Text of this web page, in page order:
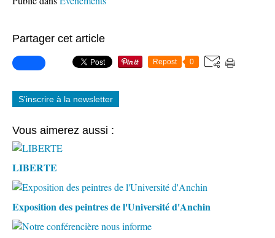
Partager cet article
Repost 0
S'inscrire à la newsletter
Vous aimerez aussi :
LIBERTE
Exposition des peintres de l'Université d'Anchin